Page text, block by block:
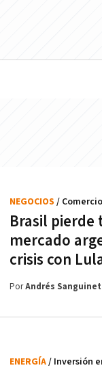
Brasil pierde
mercado
crisis con
NEGOCIOS /
PorAndrés
ENERGÍA/ Inversión